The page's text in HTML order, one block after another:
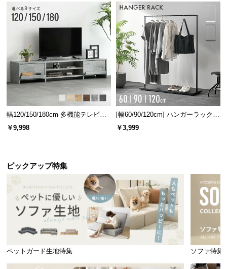
150㎝タイプ
幅 奥行き
幅
約180㎝ 約40㎝
キズの付きにくい化粧板
天板には表面硬度が高く摩擦に強い化粧板を使用。
擦ってもキズが付きにくい素材です。
幅120/150/180cm 多機能テレビボ
ード 木目/石目調 オープン収納・
￥9,998
[幅60/90/120cm] ハンガーラック
スチール 4段階高さ調節 サイドフ
￥3,999
ピックアップ特集
ペットガード生地特集 ソファ特集